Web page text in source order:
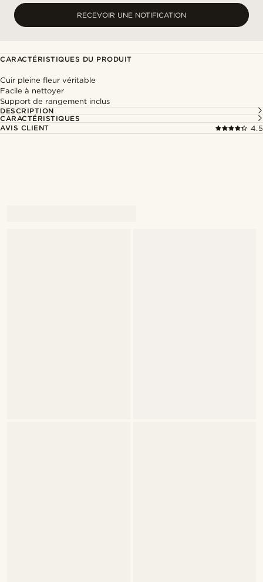
RECEVOIR UNE NOTIFICATION
CARACTÉRISTIQUES DU PRODUIT
Cuir pleine fleur véritable
Facile à nettoyer
Support de rangement inclus
DESCRIPTION
CARACTÉRISTIQUES
AVIS CLIENT
4.5